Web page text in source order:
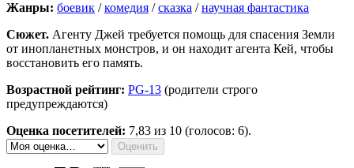
Жанры: боевик /комедия /сказка /научная фантастика
Сюжет. Агенту Джей требуется помощь для спасения Земли
от инопланетных монстров, и он находит агента Кей, чтобы
восстановить его память.
Возрастной рейтинг: PG-13 (родители строго
предупреждаются)
Оценка посетителей: 7,83 из 10 (голосов: 6).